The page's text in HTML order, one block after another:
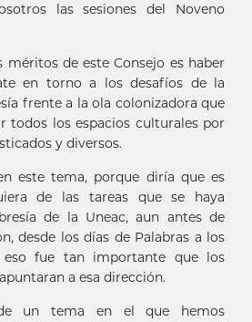
las sesiones del Noveno
méritos de este Consejo es haber
en torno a los desafíos de la
frente a la ola colonizadora que
todos los espacios culturales por
y diversos.
este tema, porque diría que es
de las tareas que se haya
de la Uneac, aun antes de
desde los días de Palabras a los
fue tan importante que los
a esa dirección.
de un tema en el que hemos